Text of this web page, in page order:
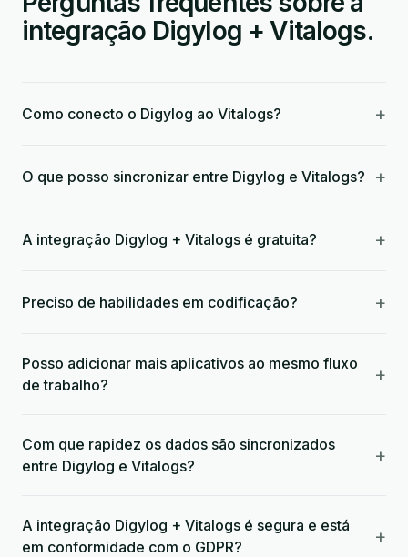
integração Digylog + Vitalogs.
Como conecto o Digylog ao Vitalogs? +
O que posso sincronizar entre Digylog e Vitalogs? +
A integração Digylog + Vitalogs é gratuita? +
Preciso de habilidades em codificação? +
Posso adicionar mais aplicativos ao mesmo fluxo
de trabalho?
+
Com que rapidez os dados são sincronizados
entre Digylog e Vitalogs?
+
A integração Digylog + Vitalogs é segura e está
em conformidade com o GDPR?
+